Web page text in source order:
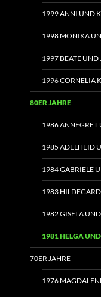
1999 ANNI UND
1998 MONIKA
1997 BEATE UND
1996 CORNELIA
80ER JAHRE
1986 ANNEGRET
1985 ADELHEID
1984 GABRIELE
1983
1982 GISELA
1981 HELGA
70ER JAHRE
1976